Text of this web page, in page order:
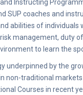
Instructing
SUP coaches and
abilities of
management, duty
to learn the
underpinned by the
non-traditional
Courses in recent